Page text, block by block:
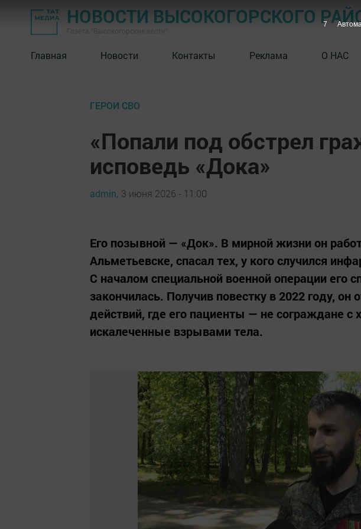
НОВОСТИ ВЫСОКОГОРСКОГО
Главная Новости Контакты Реклама О НАС
ГЕРОИ СВО
«Попали под обстрел
исповедь «Дока»
admin, 3 июня 2026 - 11:00
Его позывной — «Док». В мирной жизни он
Альметьевске, спасал тех, у кого случился
С началом специальной военной операции его
закончилась. Получив повестку в 2022 году, он
действий, где его пациенты — не сограждане с
искалеченные взрывами тела.
6